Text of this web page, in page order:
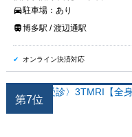
駐車場： あり
博多駅 / 渡辺通駅
オンライン決済対応
第7位